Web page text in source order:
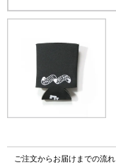
ご注文からお届けまでの流れ